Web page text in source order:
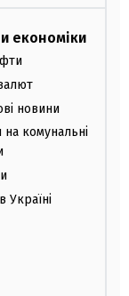
економіки
новини
комунальні
Україні